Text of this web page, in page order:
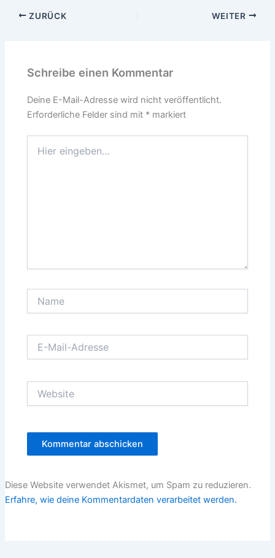
ZURÜCK WEITER
Schreibe einen Kommentar
Deine E-Mail-Adresse wird nicht veröffentlicht.
Erforderliche Felder sind mit * markiert
eingeben…
Mail-
Diese Website verwendet Akismet, um Spam zu reduzieren.
Erfahre, wie deine Kommentardaten verarbeitet werden.